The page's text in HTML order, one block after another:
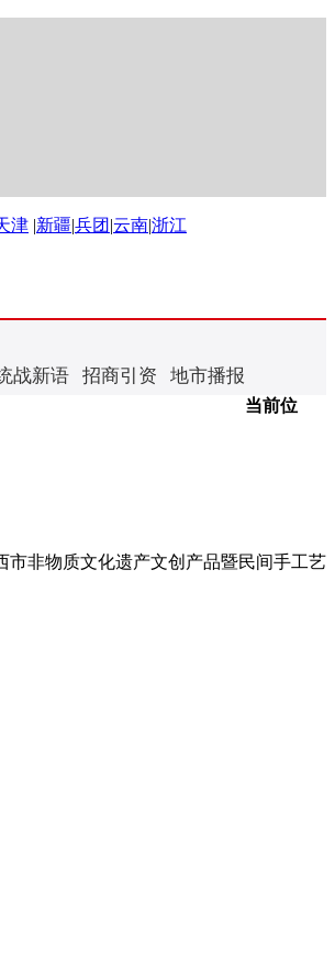
津 |新疆|兵团 |云南|浙江
战新语 招商引资 地市播报
当前位
非物质文化遗产文创产品暨民间手工艺